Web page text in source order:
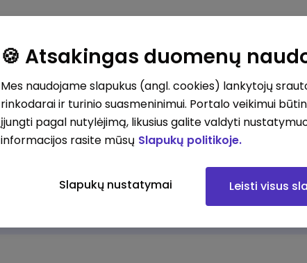
Užsakymų komplektuotojas (-a) Vilniuje (Gariūnai)
Prieš mokesčius
🍪 Atsakingas duomenų
Mes naudojame slapukus (angl. cookies) lankytojų
rinkodarai ir turinio suasmeninimui. Portalo veikimui
įjungti pagal nutylėjimą, likusius galite valdyti
informacijos rasite mūsų Slapukų politikoje.
Slapukų nustatymai Leisti visus